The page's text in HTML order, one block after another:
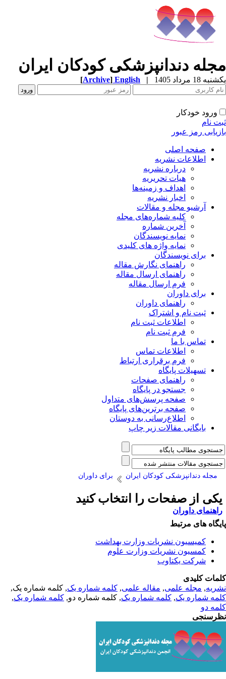
دندانپزشکی کودکان ایران
18 مرداد 1405 |
English
[Archive]
ورود خودکار
نام
رمز عبور
صفحه اصلی
اطلاعات نشریه
درباره نشریه
هیات تحریریه
اهداف و زمینه‌ها
اخبار نشریه
آرشیو مجله و مقالات
کلیه شماره‌های مجله
آخرین شماره
نمایه نویسندگان
نمایه واژه های کلیدی
برای نویسندگان
راهنمای نگارش مقاله
راهنمای ارسال مقاله
فرم ارسال مقاله
برای داوران
راهنمای داوران
ثبت نام و اشتراک
اطلاعات ثبت نام
فرم ثبت نام
تماس با ما
اطلاعات تماس
فرم برقراری ارتباط
تسهیلات پایگاه
راهنمای صفحات
جستجو در پایگاه
صفحه پرسش‌های متداول
صفحه برترین‌های پایگاه
اطلاع‌رسانی به دوستان
بایگانی مقالات زیر چاپ
مجله دندانپزشکی کودکان ایران برای داوران
از صفحات را انتخاب کنید
داوران
های مرتبط
کمیسیون نشریات وزارت بهداشت
کمسیون نشریات وزارت علوم
شرکت یکتاوب
کلیدی
,مجله علمی, مقاله علمی, کلمه شماره یک, کلمه شماره یک,
شماره یک,کلمه شماره یک, کلمه شماره دو,کلمه شماره یک,
دو